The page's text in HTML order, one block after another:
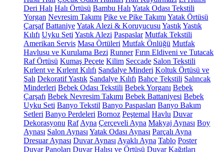
Deri Halı Halı Örtüsü Bambu Halı Yatak Odası Tekstili
Yorgan Nevresim Takımı Pike ve Pike Takımı Yatak Örtüsü
Çarşaf BattaniyeYatak Alezi & Koruyucusu YastıkYastık
Kılıfı Uyku Seti Yastık Alezi Paspaslar Mutfak Tekstili
Amerikan Servis Masa Örtüleri Mutfak Önlüğü Mutfak
Havlusu ve Kurulama Bezi Runner Fırın Eldiveni ve Tutacak
Raf Örtüsü Kumaş Peçete Kilim Seccade Salon Tekstili
Kırlent ve Kırlent Kılıfı Sandalye Minderi Koltuk Örtüsü ve
Şalı Dekoratif Yastık Sandalye Kılıfı Bahçe Tekstili Salıncak
Minderleri Bebek Odası Tekstili Bebek Yorganı Bebek
Çarşafı Bebek Nevresim Takımı Bebek Battaniyesi Bebek
Uyku Seti Banyo Tekstil Banyo Paspasları Banyo Bakım
Setleri Banyo Perdeleri Bornoz Peştemal Havlu Duvar
Dekorasyonu Raf Ayna Çerçeveli Ayna Makyaj Aynası Boy
Aynası Salon Aynası Yatak Odası Aynası Parçalı Ayna
Dresuar Aynası Duvar Aynası Ayaklı Ayna Tablo Poster
Duvar Panoları Duvar Halısı ve Örtüsü Duvar Kağıtları